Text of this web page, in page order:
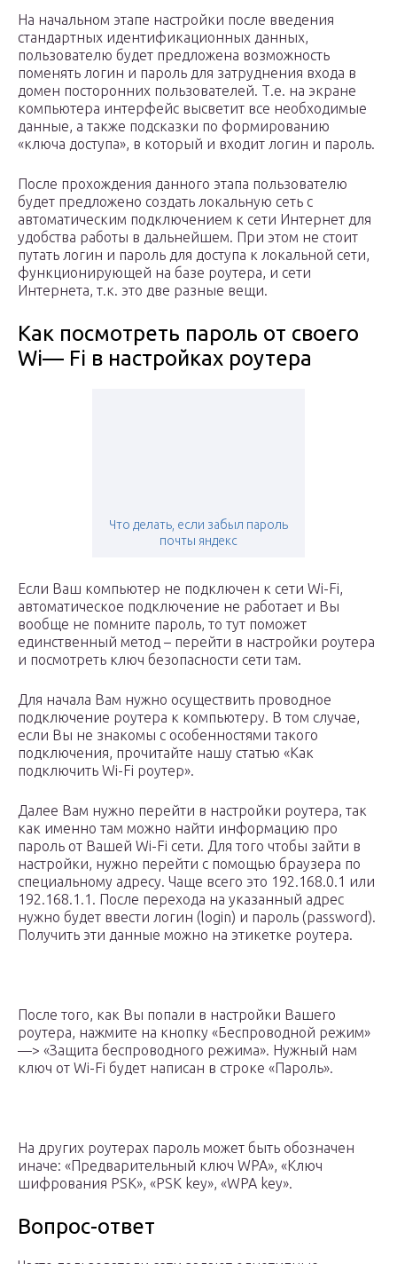
На начальном этапе настройки после введения
стандартных идентификационных данных,
пользователю будет предложена возможность
поменять логин и пароль для затруднения входа в
домен посторонних пользователей. Т.е. на экране
компьютера интерфейс высветит все необходимые
данные, а также подсказки по формированию
«ключа доступа», в который и входит логин и пароль.
После прохождения данного этапа пользователю
будет предложено создать локальную сеть с
автоматическим подключением к сети Интернет для
удобства работы в дальнейшем. При этом не стоит
путать логин и пароль для доступа к локальной сети,
функционирующей на базе роутера, и сети
Интернета, т.к. это две разные вещи.
Как посмотреть пароль от своего
Wi— Fi в настройках роутера
Что делать, если забыл пароль
почты яндекс
Если Ваш компьютер не подключен к сети Wi-Fi,
автоматическое подключение не работает и Вы
вообще не помните пароль, то тут поможет
единственный метод – перейти в настройки роутера
и посмотреть ключ безопасности сети там.
Для начала Вам нужно осуществить проводное
подключение роутера к компьютеру. В том случае,
если Вы не знакомы с особенностями такого
подключения, прочитайте нашу статью «Как
подключить Wi-Fi роутер».
Далее Вам нужно перейти в настройки роутера, так
как именно там можно найти информацию про
пароль от Вашей Wi-Fi сети. Для того чтобы зайти в
настройки, нужно перейти с помощью браузера по
специальному адресу. Чаще всего это 192.168.0.1 или
192.168.1.1. После перехода на указанный адрес
нужно будет ввести логин (login) и пароль (password).
Получить эти данные можно на этикетке роутера.
После того, как Вы попали в настройки Вашего
роутера, нажмите на кнопку «Беспроводной режим»
—> «Защита беспроводного режима». Нужный нам
ключ от Wi-Fi будет написан в строке «Пароль».
На других роутерах пароль может быть обозначен
иначе: «Предварительный ключ WPA», «Ключ
шифрования PSK», «PSK key», «WPA key».
Вопрос-ответ